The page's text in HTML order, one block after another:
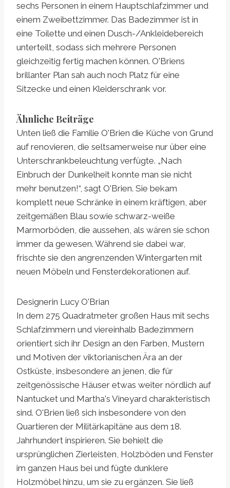
sechs Personen in einem Hauptschlafzimmer und
einem Zweibettzimmer. Das Badezimmer ist in
eine Toilette und einen Dusch-/Ankleidebereich
unterteilt, sodass sich mehrere Personen
gleichzeitig fertig machen können. O'Briens
brillanter Plan sah auch noch Platz für eine
Sitzecke und einen Kleiderschrank vor.
Ähnliche Beiträge
Unten ließ die Familie O'Brien die Küche von Grund
auf renovieren, die seltsamerweise nur über eine
Unterschrankbeleuchtung verfügte. „Nach
Einbruch der Dunkelheit konnte man sie nicht
mehr benutzen!“, sagt O'Brien. Sie bekam
komplett neue Schränke in einem kräftigen, aber
zeitgemäßen Blau sowie schwarz-weiße
Marmorböden, die aussehen, als wären sie schon
immer da gewesen. Während sie dabei war,
frischte sie den angrenzenden Wintergarten mit
neuen Möbeln und Fensterdekorationen auf.
Designerin Lucy O'Brian
In dem 275 Quadratmeter großen Haus mit sechs
Schlafzimmern und viereinhalb Badezimmern
orientiert sich ihr Design an den Farben, Mustern
und Motiven der viktorianischen Ära an der
Ostküste, insbesondere an jenen, die für
zeitgenössische Häuser etwas weiter nördlich auf
Nantucket und Martha's Vineyard charakteristisch
sind. O'Brien ließ sich insbesondere von den
Quartieren der Militärkapitäne aus dem 18.
Jahrhundert inspirieren. Sie behielt die
ursprünglichen Zierleisten, Holzböden und Fenster
im ganzen Haus bei und fügte dunklere
Holzmöbel hinzu, um sie zu ergänzen. Sie ließ